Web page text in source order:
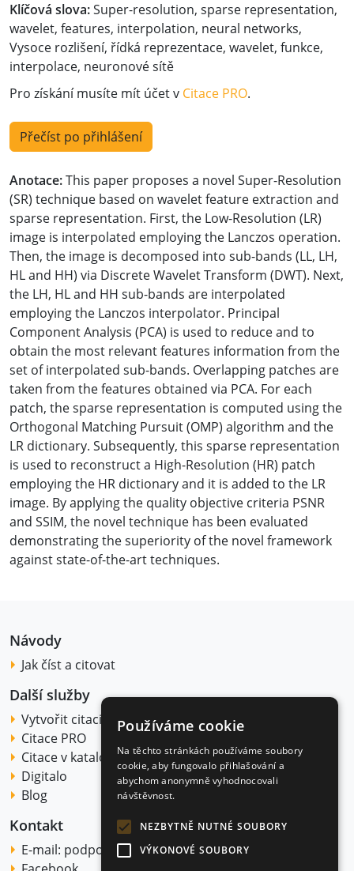
Klíčová slova:Super-resolution, sparse representation,
wavelet, features, interpolation, neural networks,
Vysoce rozlišení, řídká reprezentace, wavelet, funkce,
interpolace, neuronové sítě
Pro získání musíte mít účet v Citace PRO.
Přečíst po přihlášení
Anotace:This paper proposes a novel Super-Resolution
(SR) technique based on wavelet feature extraction and
sparse representation. First, the Low-Resolution (LR)
image is interpolated employing the Lanczos operation.
Then, the image is decomposed into sub-bands (LL, LH,
HL and HH) via Discrete Wavelet Transform (DWT). Next,
the LH, HL and HH sub-bands are interpolated
employing the Lanczos interpolator. Principal
Component Analysis (PCA) is used to reduce and to
obtain the most relevant features information from the
set of interpolated sub-bands. Overlapping patches are
taken from the features obtained via PCA. For each
patch, the sparse representation is computed using the
Orthogonal Matching Pursuit (OMP) algorithm and the
LR dictionary. Subsequently, this sparse representation
is used to reconstruct a High-Resolution (HR) patch
employing the HR dictionary and it is added to the LR
image. By applying the quality objective criteria PSNR
and SSIM, the novel technique has been evaluated
demonstrating the superiority of the novel framework
against state-of-the-art techniques.
Návody
Jak číst a citovat
Další služby
Vytvořit citaci
Citace PRO
Citace v katalogu
Digitalo
Blog
Kontakt
E-mail: podpora@citace.com
Používáme cookie
Na těchto stránkách používáme soubory
cookie, aby fungovalo přihlašování a
abychom anonymně vyhodnocovali
návštěvnost.
NEZBYTNĚ NUTNÉ SOUBORY
VÝKONOVÉ SOUBORY